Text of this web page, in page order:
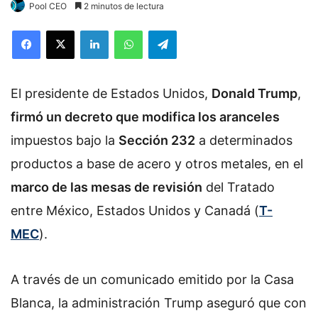
Pool CEO 2 minutos de lectura
El presidente de Estados Unidos, Donald Trump,
firmó un decreto que modifica los aranceles
impuestos bajo la Sección 232 a determinados
productos a base de acero y otros metales, en el
marco de las mesas de revisión del Tratado
entre México, Estados Unidos y Canadá (T-
MEC).
A través de un comunicado emitido por la Casa
Blanca, la administración Trump aseguró que con